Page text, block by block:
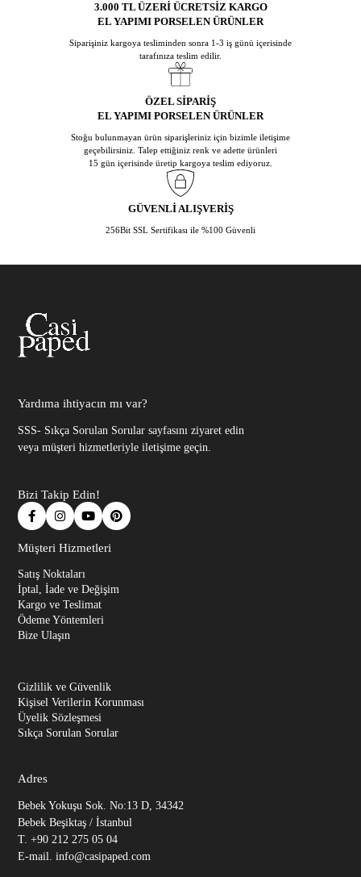
3.000 TL ÜZERİ ÜCRETSİZ KARGO
EL YAPIMI PORSELEN ÜRÜNLER
Siparişiniz kargoya tesliminden sonra 1-3 iş günü içerisinde
tarafınıza teslim edilir.
ÖZEL SİPARİŞ
EL YAPIMI PORSELEN ÜRÜNLER
Stoğu bulunmayan ürün siparişleriniz için bizimle iletişime
geçebilirsiniz. Talep ettiğiniz renk ve adette ürünleri
15 gün içerisinde üretip kargoya teslim ediyoruz.
GÜVENLİ ALIŞVERİŞ
256Bit SSL Sertifikası ile %100 Güvenli
Yardıma ihtiyacın mı var?
SSS- Sıkça Sorulan Sorular sayfasını ziyaret edin
veya müşteri hizmetleriyle iletişime geçin.
Bizi Takip Edin!
Müşteri Hizmetleri
Satış Noktaları
İptal, İade ve Değişim
Kargo ve Teslimat
Ödeme Yöntemleri
Bize Ulaşın
Gizlilik ve Güvenlik
Kişisel Verilerin Korunması
Üyelik Sözleşmesi
Sıkça Sorulan Sorular
Adres
Bebek Yokuşu Sok. No:13 D, 34342
Bebek Beşiktaş / İstanbul
T. +90 212 275 05 04
E-mail.info@casipaped.com